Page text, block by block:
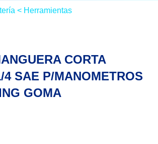
< Herramientas
CORTA
4 SAE P/MANOMETROS
GOMA